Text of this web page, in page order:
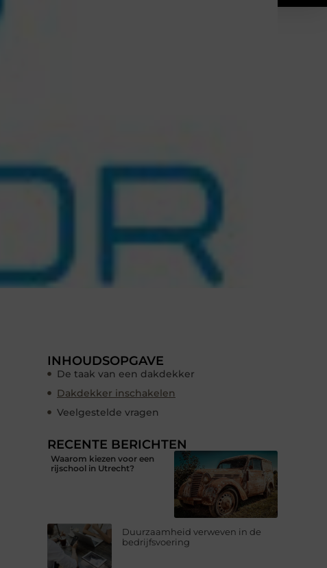
INHOUDSOPGAVE
De taak van een dakdekker
Dakdekker inschakelen
Veelgestelde vragen
RECENTE BERICHTEN
Waarom kiezen voor een
rijschool in Utrecht?
Duurzaamheid verweven in de
bedrijfsvoering